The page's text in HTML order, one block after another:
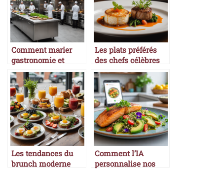
Comment marier
gastronomie et
durabilité
Les plats préférés
des chefs célèbres
Les tendances du
brunch moderne
Comment l’IA
personnalise nos